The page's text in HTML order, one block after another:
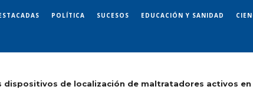
POLÍTICA SUCESOS EDUCACIÓN Y SANIDAD
dispositivos de localización de maltratadores activos en